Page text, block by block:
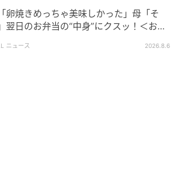
卵焼きめっちゃ美味しかった」母「そ
翌日のお弁当の“中身”にクスッ！＜お弁
ニュース 2026.8.6